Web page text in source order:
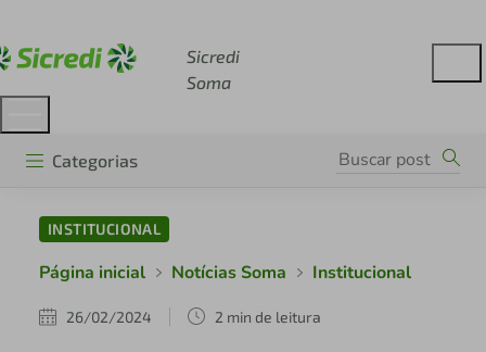
Sicredi
Soma
Categorias
INSTITUCIONAL
Página inicial Notícias Soma Institucional
26/02/2024 2 min de leitura